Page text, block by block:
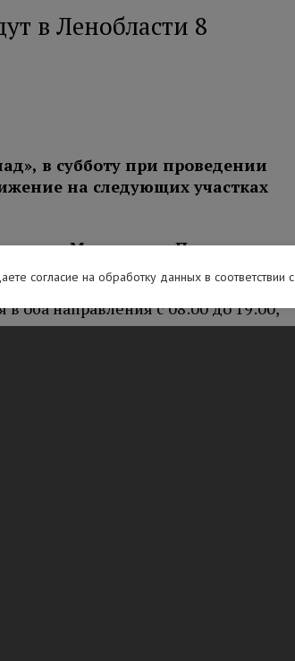
в Ленобласти 8
в субботу при проведении
на следующих участках
– Мурманск – Печенга–
оба направления с 08:00 до 19:00,
дорожных знаков;
согласие на обработку данных в соответствии с